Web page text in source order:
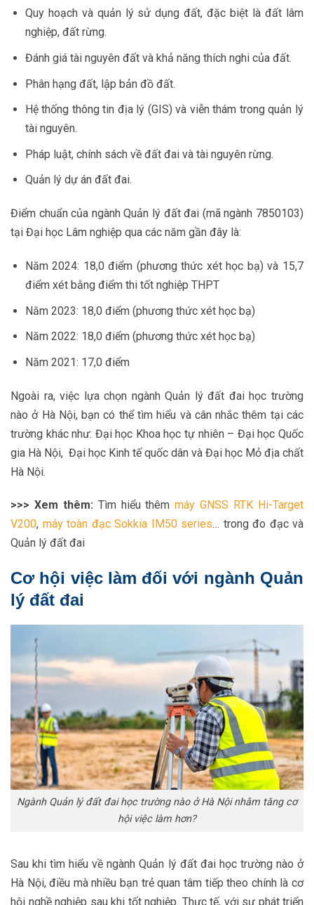
Quy hoạch và quản lý sử dụng đất, đặc biệt là đất lâm
nghiệp, đất rừng.
Đánh giá tài nguyên đất và khả năng thích nghi của đất.
Phân hạng đất, lập bản đồ đất.
Hệ thống thông tin địa lý (GIS) và viễn thám trong quản lý
tài nguyên.
Pháp luật, chính sách về đất đai và tài nguyên rừng.
Quản lý dự án đất đai.
Điểm chuẩn của ngành Quản lý đất đai (mã ngành 7850103)
tại Đại học Lâm nghiệp qua các năm gần đây là:
Năm 2024: 18,0 điểm (phương thức xét học bạ) và 15,7
điểm xét bằng điểm thi tốt nghiệp THPT
Năm 2023: 18,0 điểm (phương thức xét học bạ)
Năm 2022: 18,0 điểm (phương thức xét học bạ)
Năm 2021: 17,0 điểm
Ngoài ra, việc lựa chọn ngành Quản lý đất đai học trường
nào ở Hà Nội, bạn có thể tìm hiểu và cân nhắc thêm tại các
trường khác như: Đại học Khoa học tự nhiên – Đại học Quốc
gia Hà Nội, Đại học Kinh tế quốc dân và Đại học Mỏ địa chất
Hà Nội.
>>> Xem thêm: Tìm hiểu thêmmáy GNSS RTK Hi-Target
V200, máy toàn đạc Sokkia IM50 series… trong đo đạc và
Quản lý đất đai
Cơ hội việc làm đối với ngành Quản
lý đất đai
Ngành Quản lý đất đai học trường nào ở Hà Nội nhằm tăng cơ
hội việc làm hơn?
Sau khi tìm hiểu về ngành Quản lý đất đai học trường nào ở
Hà Nội, điều mà nhiều bạn trẻ quan tâm tiếp theo chính là cơ
hội nghề nghiệp sau khi tốt nghiệp. Thực tế, với sự phát triển